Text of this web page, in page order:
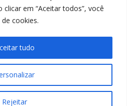
em “Aceitar todos”, você
cookies.
Rejeitar
tudo
ao Informe Blumenau